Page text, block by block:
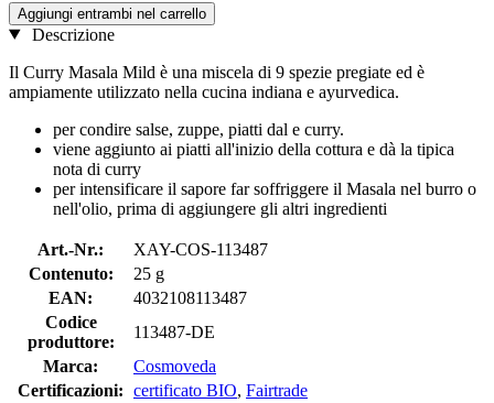
Aggiungi entrambi nel carrello
Descrizione
Il Curry Masala Mild è una miscela di 9 spezie pregiate ed è
ampiamente utilizzato nella cucina indiana e ayurvedica.
per condire salse, zuppe, piatti dal e curry.
viene aggiunto ai piatti all'inizio della cottura e dà la tipica
nota di curry
per intensificare il sapore far soffriggere il Masala nel burro o
nell'olio, prima di aggiungere gli altri ingredienti
Art.-Nr.:
XAY-COS-113487
Contenuto:
25 g
EAN:
4032108113487
Codice
produttore:
113487-DE
Marca:
Cosmoveda
Certificazioni: certificato BIO, Fairtrade